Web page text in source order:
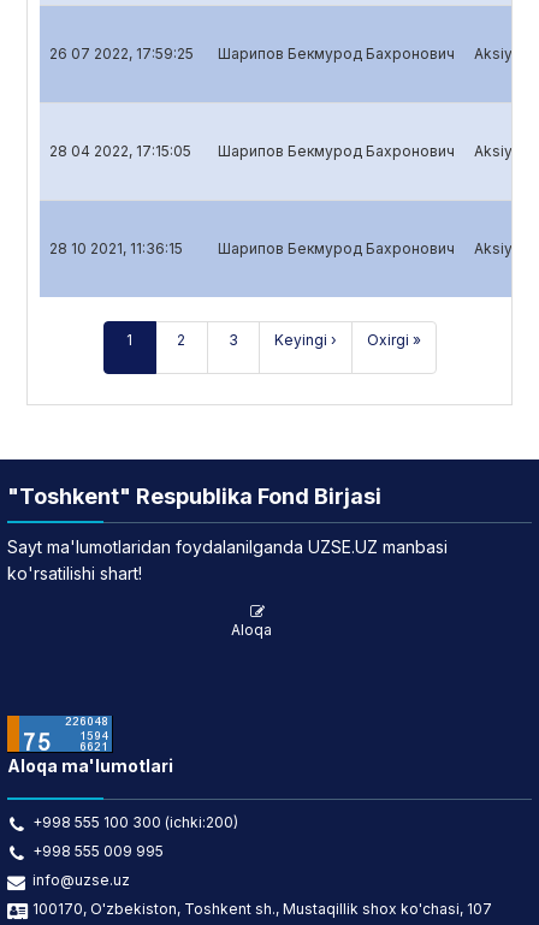
26 07 2022, 17:59:25 Шарипов Бекмурод Бахронович
28 04 2022, 17:15:05 Шарипов Бекмурод Бахронович
28 10 2021, 11:36:15 Шарипов Бекмурод Бахронович
1 2 3 Keyingi › Oxirgi »
"Toshkent" Respublika Fond Birjasi
Sayt ma'lumotlaridan foydalanilganda UZSE.UZ manbasi
ko'rsatilishi shart!
Aloqa
Aloqa ma'lumotlari
+998 555 100 300 (ichki:200)
+998 555 009 995
info@uzse.uz
100170, O'zbekiston, Toshkent sh., Mustaqillik shox ko'chasi, 107